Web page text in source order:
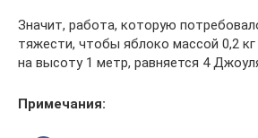
Значит, работа, которую
тяжести, чтобы яблоко массой 0,2
на высоту 1 метр, равняется 4
Примечания: